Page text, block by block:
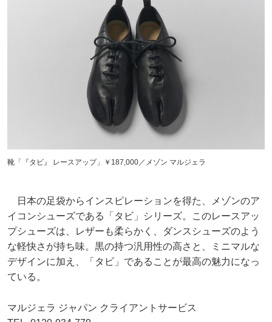
靴「『タビ』 レースアップ」￥187,000／メゾン マルジェラ
日本の足袋からインスピレーションを得た、メゾンのア
イコンシューズである「タビ」シリーズ。このレースアッ
プシューズは、レザーも柔らかく、ダンスシューズのよう
な軽快さが持ち味。黒の持つ汎用性の高さと、ミニマルな
デザインに加え、「タビ」であることが最高の魅力になっ
ている。
マルジェラ ジャパン クライアントサービス